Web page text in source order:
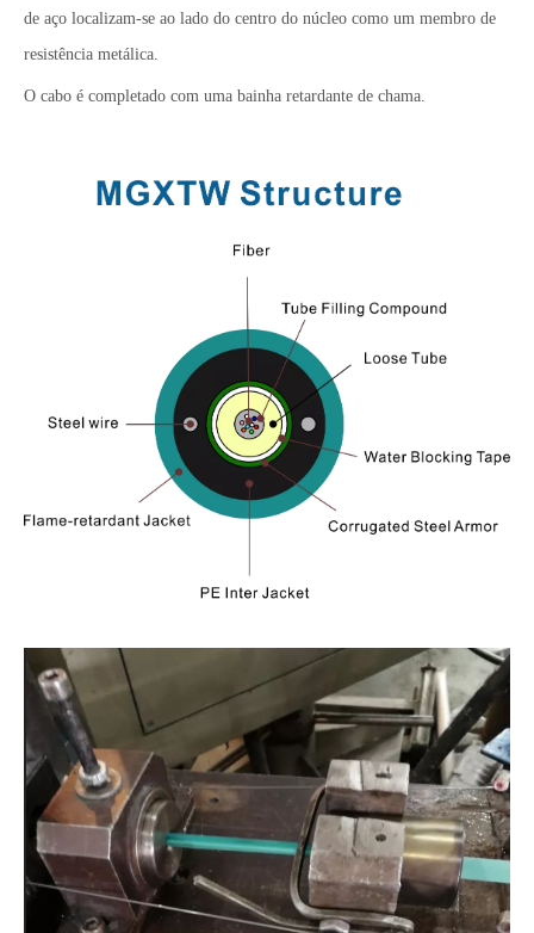
de aço localizam-se ao lado do centro do núcleo como um membro de
resistência metálica.
O cabo é completado com uma bainha retardante de chama.